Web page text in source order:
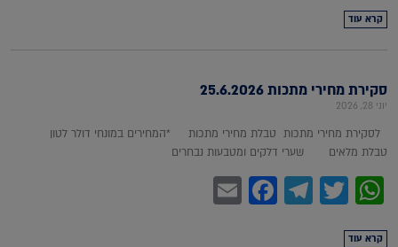
קרא עוד
סקירת מחירי מתכות 25.6.2026
יוני 28, 2026
לסקירת מחירי מתכות טבלת מחירי מתכות *המחירים במונחי דולר לטון
טבלת מלאים שערי דלקים ומטבעות נבחרים
WhatsApp
Twitter
Telegram
Facebook
קרא עוד